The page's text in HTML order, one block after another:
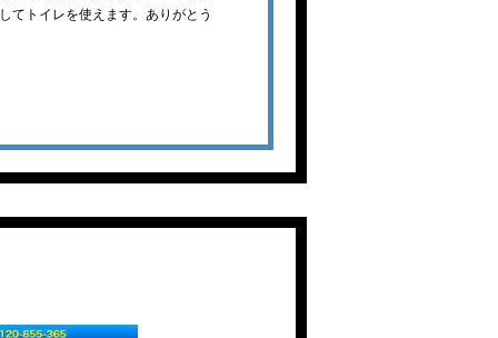
てトイレを使えます。ありがとう